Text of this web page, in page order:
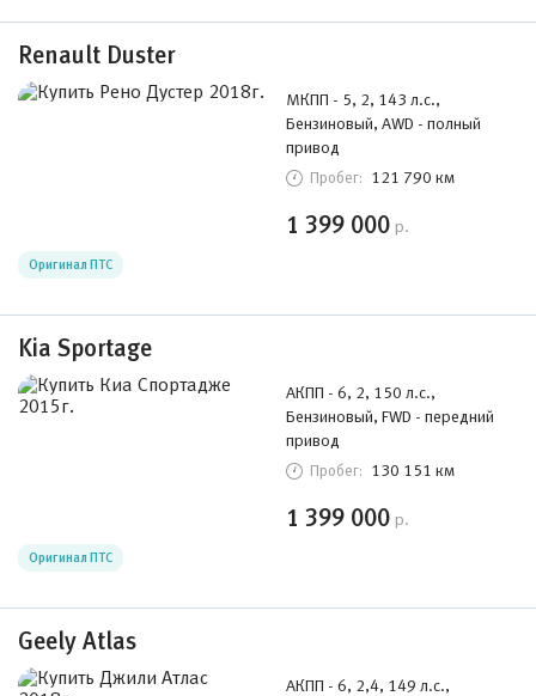
Renault Duster
МКПП - 5, 2, 143 л.с.,
Бензиновый, AWD - полный
привод
Пробег: 121 790 км
1 399 000 р.
Оригинал ПТС
Kia Sportage
АКПП - 6, 2, 150 л.с.,
Бензиновый, FWD - передний
привод
Пробег: 130 151 км
1 399 000 р.
Оригинал ПТС
Geely Atlas
АКПП - 6, 2,4, 149 л.с.,